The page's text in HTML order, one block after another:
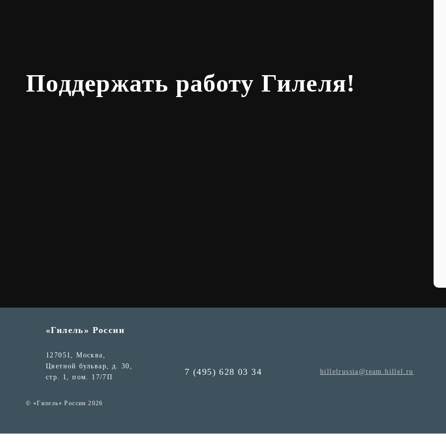
Поддержать работу Гилеля!
«Гилель» России
127051, Москва,
Цветной бульвар, д. 30,
стр. 1, пом. 17/7П
© «Гилель» России 2026
7 (495) 628 03 34 hillelrussia@team.hillel.ru